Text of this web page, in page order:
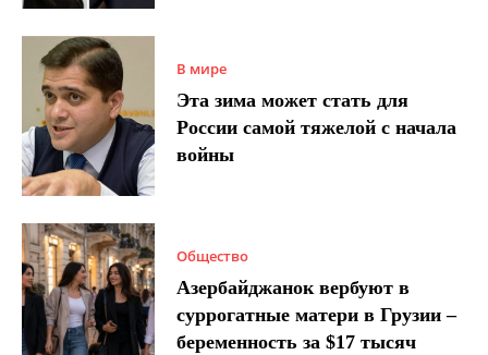
В мире
Эта зима может стать для
России самой тяжелой с начала
войны
Общество
Азербайджанок вербуют в
суррогатные матери в Грузии –
беременность за $17 тысяч